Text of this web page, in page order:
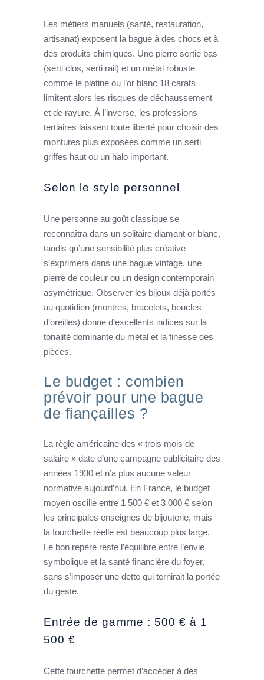
Les métiers manuels (santé, restauration,
artisanat) exposent la bague à des chocs et à
des produits chimiques. Une pierre sertie bas
(serti clos, serti rail) et un métal robuste
comme le platine ou l’or blanc 18 carats
limitent alors les risques de déchaussement
et de rayure. À l’inverse, les professions
tertiaires laissent toute liberté pour choisir des
montures plus exposées comme un serti
griffes haut ou un halo important.
Selon le style personnel
Une personne au goût classique se
reconnaîtra dans un solitaire diamant or blanc,
tandis qu’une sensibilité plus créative
s’exprimera dans une bague vintage, une
pierre de couleur ou un design contemporain
asymétrique. Observer les bijoux déjà portés
au quotidien (montres, bracelets, boucles
d’oreilles) donne d’excellents indices sur la
tonalité dominante du métal et la finesse des
pièces.
Le budget : combien
prévoir pour une bague
de fiançailles ?
La règle américaine des « trois mois de
salaire » date d’une campagne publicitaire des
années 1930 et n’a plus aucune valeur
normative aujourd’hui. En France, le budget
moyen oscille entre 1 500 € et 3 000 € selon
les principales enseignes de bijouterie, mais
la fourchette réelle est beaucoup plus large.
Le bon repère reste l’équilibre entre l’envie
symbolique et la santé financière du foyer,
sans s’imposer une dette qui ternirait la portée
du geste.
Entrée de gamme : 500 € à 1
500 €
Cette fourchette permet d’accéder à des